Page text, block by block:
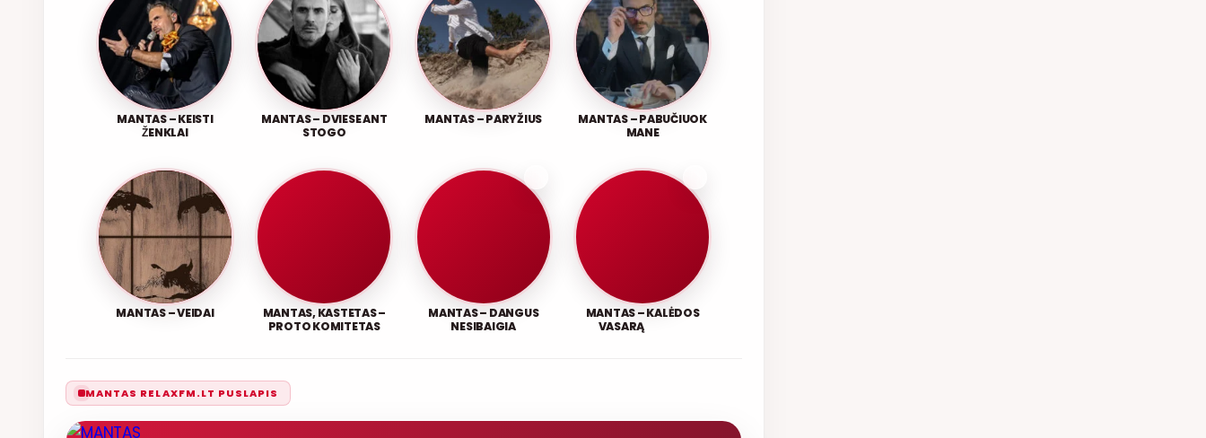
MANTAS – KEISTI
ŽENKLAI
MANTAS – DVIESE ANT
STOGO
MANTAS – PARYŽIUS
MANTAS – PABUČIUOK
MANE
MANTAS – VEIDAI
MANTAS, KASTETAS –
PROTO KOMITETAS
MANTAS – DANGUS
NESIBAIGIA
MANTAS – KALĖDOS
VASARĄ
MANTAS RELAXFM.LT PUSLAPIS